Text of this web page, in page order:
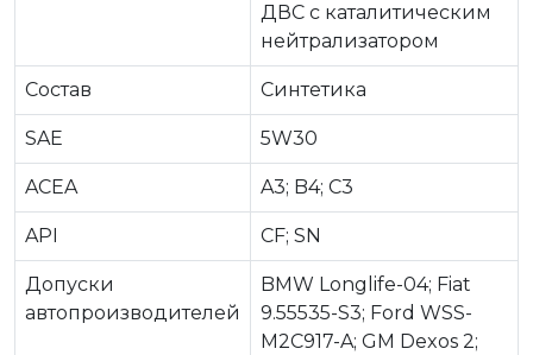
ДВС c каталитическим
нейтрализатором
Состав Синтетика
SAE 5W30
ACEA A3; B4; C3
API CF; SN
Допуски
автопроизводителей
BMW Longlife-04; Fiat
9.55535-S3; Ford WSS-
M2C917-A; GM Dexos 2;